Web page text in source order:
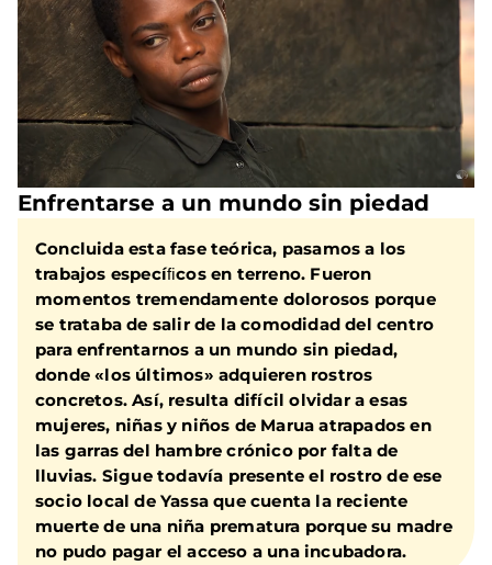
Enfrentarse a un mundo sin piedad
Concluida esta fase teórica, pasamos a los
trabajos especíﬁcos en terreno. Fueron
momentos tremendamente dolorosos porque
se trataba de salir de la comodidad del centro
para enfrentarnos a un mundo sin piedad,
donde «los últimos» adquieren rostros
concretos. Así, resulta difícil olvidar a esas
mujeres, niñas y niños de Marua atrapados en
las garras del hambre crónico por falta de
lluvias. Sigue todavía presente el rostro de ese
socio local de Yassa que cuenta la reciente
muerte de una niña prematura porque su madre
no pudo pagar el acceso a una incubadora.